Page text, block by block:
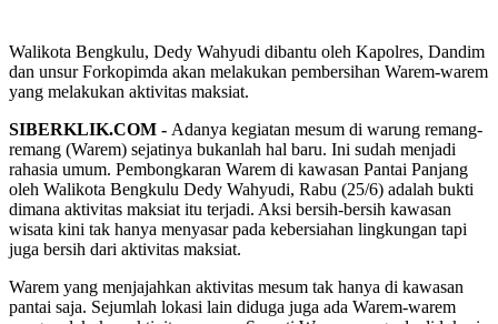
Walikota Bengkulu, Dedy Wahyudi dibantu oleh Kapolres, Dandim
dan unsur Forkopimda akan melakukan pembersihan Warem-warem
yang melakukan aktivitas maksiat.
SIBERKLIK.COM - Adanya kegiatan mesum di warung remang-
remang (Warem) sejatinya bukanlah hal baru. Ini sudah menjadi
rahasia umum. Pembongkaran Warem di kawasan Pantai Panjang
oleh Walikota Bengkulu Dedy Wahyudi, Rabu (25/6) adalah bukti
dimana aktivitas maksiat itu terjadi. Aksi bersih-bersih kawasan
wisata kini tak hanya menyasar pada kebersiahan lingkungan tapi
juga bersih dari aktivitas maksiat.
Warem yang menjajahkan aktivitas mesum tak hanya di kawasan
pantai saja. Sejumlah lokasi lain diduga juga ada Warem-warem